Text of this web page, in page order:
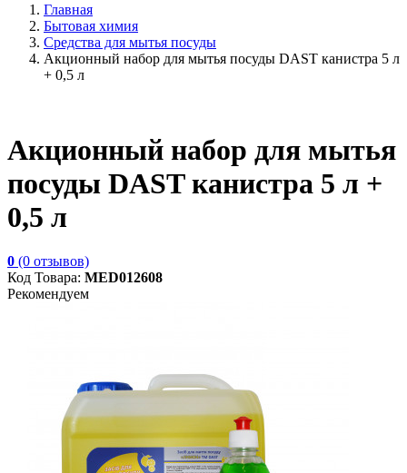
Главная
Бытовая химия
Средства для мытья посуды
Акционный набор для мытья посуды DAST канистра 5 л
+ 0,5 л
Акционный набор для мытья
посуды DAST канистра 5 л +
0,5 л
0 (0 отзывов)
Код Товара: MED012608
Рекомендуем